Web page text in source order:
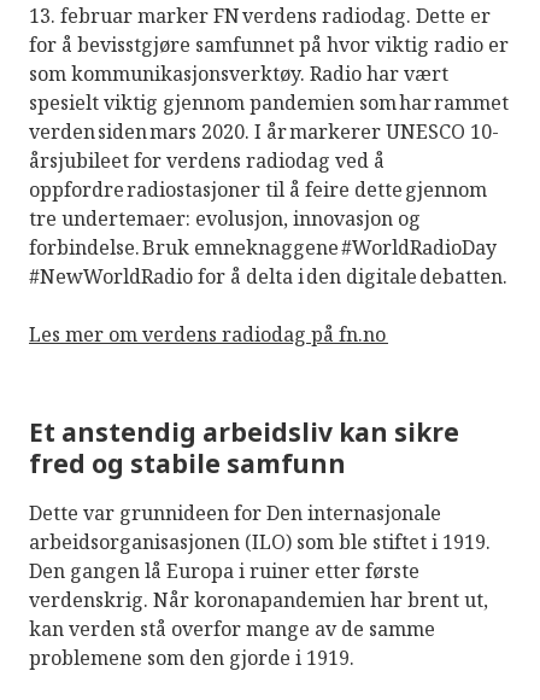
13. februar marker FN verdens radiodag. Dette er
for å bevisstgjøre samfunnet på hvor viktig radio er
som kommunikasjonsverktøy. Radio har vært
spesielt viktig gjennom pandemien som har rammet
verden siden mars 2020. I år markerer UNESCO 10-
årsjubileet for verdens radiodag ved å
oppfordre radiostasjoner til å feire dette gjennom
tre undertemaer: evolusjon, innovasjon og
forbindelse. Bruk emneknaggene #WorldRadioDay
#NewWorldRadio for å delta i den digitale debatten.
Les mer om verdens radiodag på fn.no
Et anstendig arbeidsliv kan sikre
fred og stabile samfunn
Dette var grunnideen for Den internasjonale
arbeidsorganisasjonen (ILO) som ble stiftet i 1919.
Den gangen lå Europa i ruiner etter første
verdenskrig. Når koronapandemien har brent ut,
kan verden stå overfor mange av de samme
problemene som den gjorde i 1919.